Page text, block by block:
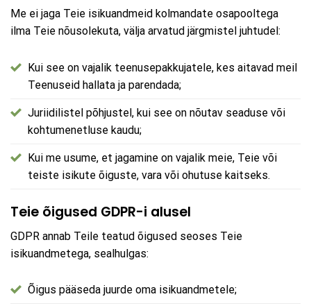
Me ei jaga Teie isikuandmeid kolmandate osapooltega
ilma Teie nõusolekuta, välja arvatud järgmistel juhtudel:
Kui see on vajalik teenusepakkujatele, kes aitavad meil
Teenuseid hallata ja parendada;
Juriidilistel põhjustel, kui see on nõutav seaduse või
kohtumenetluse kaudu;
Kui me usume, et jagamine on vajalik meie, Teie või
teiste isikute õiguste, vara või ohutuse kaitseks.
Teie õigused GDPR-i alusel
GDPR annab Teile teatud õigused seoses Teie
isikuandmetega, sealhulgas:
Õigus pääseda juurde oma isikuandmetele;